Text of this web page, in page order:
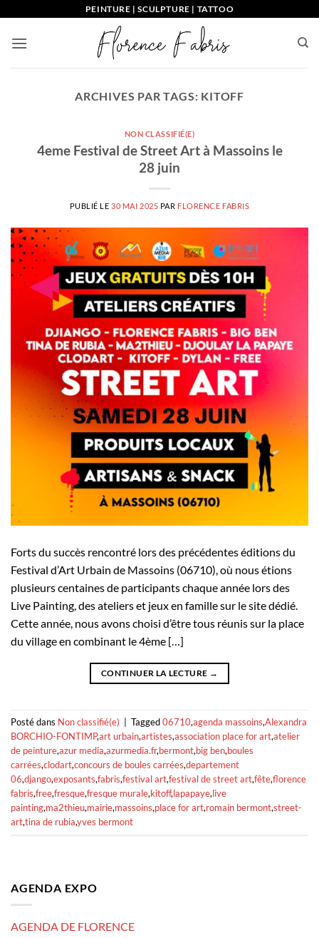
contenu
PEINTURE | SCULPTURE | TATTOO
ARCHIVES PAR TAGS: KITOFF
NON CLASSIFIÉ(E)
4eme Festival de Street Art à Massoins le
28 juin
PUBLIÉ LE 30 MAI 2025 PAR FLORENCE FABRIS
Forts du succès rencontré lors des précédentes éditions du
Festival d’Art Urbain de Massoins (06710), où nous étions
plusieurs centaines de participants chaque année lors des
Live Painting, des ateliers et jeux en famille sur le site dédié.
Cette année, nous avons choisi d’être tous réunis sur la place
du village en combinant le 4ème […]
CONTINUER LA LECTURE →
Posté dans Non classifié(e) Tagged06710,agenda massoins,Alexandra
BORCHIO-FONTIMP,art urbain,artistes,association place for art,atelier
de peinture,azur media,azurmedia.fr,bermont,big ben,boules
carrées,clodart,concours de boules carrées,departement
06,django,exposants,fabris,festival art,festival de street art,fête,florence
fabris,free,fresque,fresque murale,kitoff,lapapaye,live
painting,ma2thieu,mairie,massoins,place for art,romain bermont,street-
art,tina de rubia,yves bermont
AGENDA EXPO
AGENDA DE FLORENCE